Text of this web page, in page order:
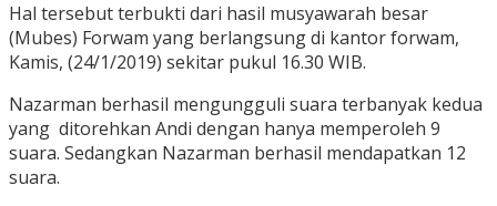
Hal tersebut terbukti dari hasil musyawarah besar
(Mubes) Forwam yang berlangsung di kantor forwam,
Kamis, (24/1/2019) sekitar pukul 16.30 WIB.
Nazarman berhasil mengungguli suara terbanyak kedua
yang ditorehkan Andi dengan hanya memperoleh 9
suara. Sedangkan Nazarman berhasil mendapatkan 12
suara.